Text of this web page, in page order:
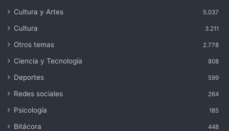
Cultura y Artes 5.037
Cultura 3.211
Otros temas 2.778
Ciencia y Tecnología 808
Deportes 599
Redes sociales 264
Psicología 185
Bitácora 448